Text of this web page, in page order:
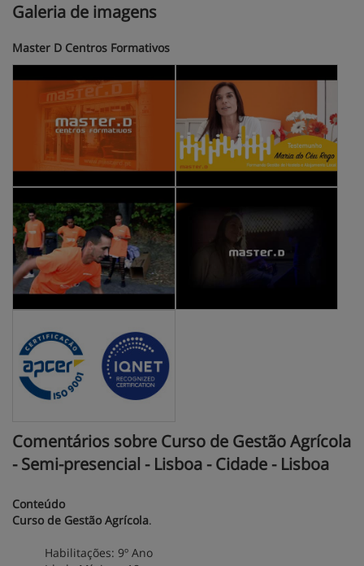
Galeria de imagens
Master D Centros Formativos
Comentários sobre Curso de Gestão Agrícola
- Semi-presencial - Lisboa - Cidade - Lisboa
Conteúdo
Curso de Gestão Agrícola.
Habilitações: 9º Ano